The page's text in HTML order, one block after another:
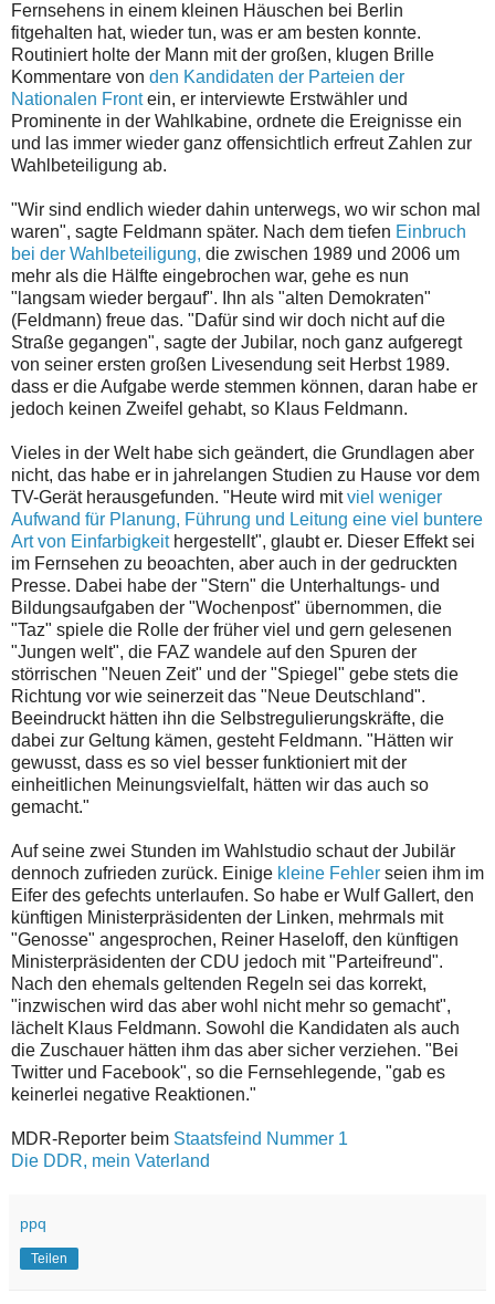
Fernsehens in einem kleinen Häuschen bei Berlin
fitgehalten hat, wieder tun, was er am besten konnte.
Routiniert holte der Mann mit der großen, klugen Brille
Kommentare von den Kandidaten der Parteien der
Nationalen Frontein, er interviewte Erstwähler und
Prominente in der Wahlkabine, ordnete die Ereignisse ein
und las immer wieder ganz offensichtlich erfreut Zahlen zur
Wahlbeteiligung ab.
"Wir sind endlich wieder dahin unterwegs, wo wir schon mal
waren", sagte Feldmann später. Nach dem tiefen Einbruch
bei der Wahlbeteiligung, die zwischen 1989 und 2006 um
mehr als die Hälfte eingebrochen war, gehe es nun
"langsam wieder bergauf". Ihn als "alten Demokraten"
(Feldmann) freue das. "Dafür sind wir doch nicht auf die
Straße gegangen", sagte der Jubilar, noch ganz aufgeregt
von seiner ersten großen Livesendung seit Herbst 1989.
dass er die Aufgabe werde stemmen können, daran habe er
jedoch keinen Zweifel gehabt, so Klaus Feldmann.
Vieles in der Welt habe sich geändert, die Grundlagen aber
nicht, das habe er in jahrelangen Studien zu Hause vor dem
TV-Gerät herausgefunden. "Heute wird mitviel weniger
Aufwand für Planung, Führung und Leitung eine viel buntere
Art von Einfarbigkeithergestellt", glaubt er. Dieser Effekt sei
im Fernsehen zu beoachten, aber auch in der gedruckten
Presse. Dabei habe der "Stern" die Unterhaltungs- und
Bildungsaufgaben der "Wochenpost" übernommen, die
"Taz" spiele die Rolle der früher viel und gern gelesenen
"Jungen welt", die FAZ wandele auf den Spuren der
störrischen "Neuen Zeit" und der "Spiegel" gebe stets die
Richtung vor wie seinerzeit das "Neue Deutschland".
Beeindruckt hätten ihn die Selbstregulierungskräfte, die
dabei zur Geltung kämen, gesteht Feldmann. "Hätten wir
gewusst, dass es so viel besser funktioniert mit der
einheitlichen Meinungsvielfalt, hätten wir das auch so
gemacht."
Auf seine zwei Stunden im Wahlstudio schaut der Jubilär
dennoch zufrieden zurück. Einige kleine Fehler seien ihm im
Eifer des gefechts unterlaufen. So habe er Wulf Gallert, den
künftigen Ministerpräsidenten der Linken, mehrmals mit
"Genosse" angesprochen, Reiner Haseloff, den künftigen
Ministerpräsidenten der CDU jedoch mit "Parteifreund".
Nach den ehemals geltenden Regeln sei das korrekt,
"inzwischen wird das aber wohl nicht mehr so gemacht",
lächelt Klaus Feldmann. Sowohl die Kandidaten als auch
die Zuschauer hätten ihm das aber sicher verziehen. "Bei
Twitter und Facebook", so die Fernsehlegende, "gab es
keinerlei negative Reaktionen."
MDR-Reporter beim Staatsfeind Nummer 1
Die DDR, mein Vaterland
ppq
Teilen